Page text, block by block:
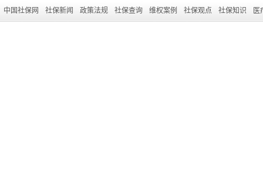
中国社保网 社保新闻 政策法规 社保查询 维权案例 社保观点 社保知识 医